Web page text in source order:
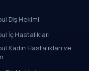
Diş Hekimi
İç Hastalıkları
Kadın Hastalıkları ve